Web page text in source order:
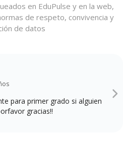
en EduPulse y en la web,
de respeto, convivencia y
de datos
para primer grado si alguien
gracias!!